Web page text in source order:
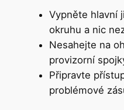
Vypněte hlavní
okruhu a nic
Nesahejte na
provizorní
Připravte
problémové